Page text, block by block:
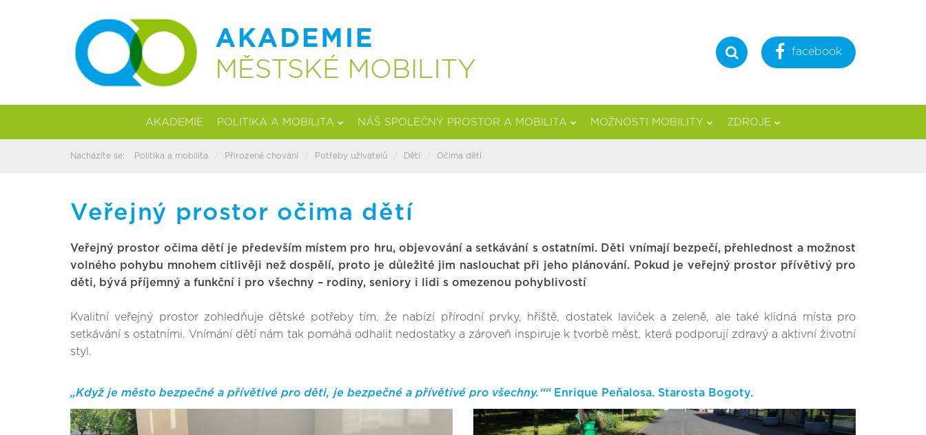
Hledat facebook
AKADEMIE POLITIKA A MOBILITA NÁŠ SPOLEČNÝ PROSTOR A MOBILITA MOŽNOSTI MOBILITY ZDROJE
Nacházíte se: Politika a mobilita Přirozené chování Potřeby uživatelů Děti Očima dětí
Veřejný prostor očima dětí
Veřejný prostor očima dětí je především místem pro hru, objevování a setkávání s ostatními. Děti vnímají bezpečí, přehlednost a možnost
volného pohybu mnohem citlivěji než dospělí, proto je důležité jim naslouchat při jeho plánování. Pokud je veřejný prostor přívětivý pro
děti, bývá příjemný a funkční i pro všechny – rodiny, seniory i lidi s omezenou pohyblivostí
Kvalitní veřejný prostor zohledňuje dětské potřeby tím, že nabízí přírodní prvky, hřiště, dostatek laviček a zeleně, ale také klidná místa pro
setkávání s ostatními. Vnímání dětí nám tak pomáhá odhalit nedostatky a zároveň inspiruje k tvorbě měst, která podporují zdravý a aktivní životní
styl.
„Když je město bezpečné a přívětivé pro děti, je bezpečné a přívětivé pro všechny.““Enrique Peňalosa. Starosta Bogoty.